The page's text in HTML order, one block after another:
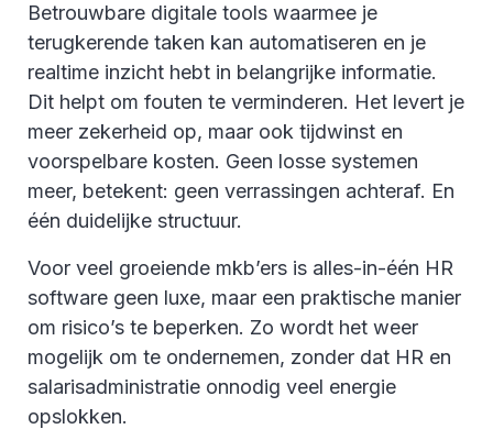
Betrouwbare digitale tools waarmee je
terugkerende taken kan automatiseren en je
realtime inzicht hebt in belangrijke informatie.
Dit helpt om fouten te verminderen. Het levert je
meer zekerheid op, maar ook tijdwinst en
voorspelbare kosten. Geen losse systemen
meer, betekent: geen verrassingen achteraf. En
één duidelijke structuur.
Voor veel groeiende mkb’ers is alles-in-één HR
software geen luxe, maar een praktische manier
om risico’s te beperken. Zo wordt het weer
mogelijk om te ondernemen, zonder dat HR en
salarisadministratie onnodig veel energie
opslokken.